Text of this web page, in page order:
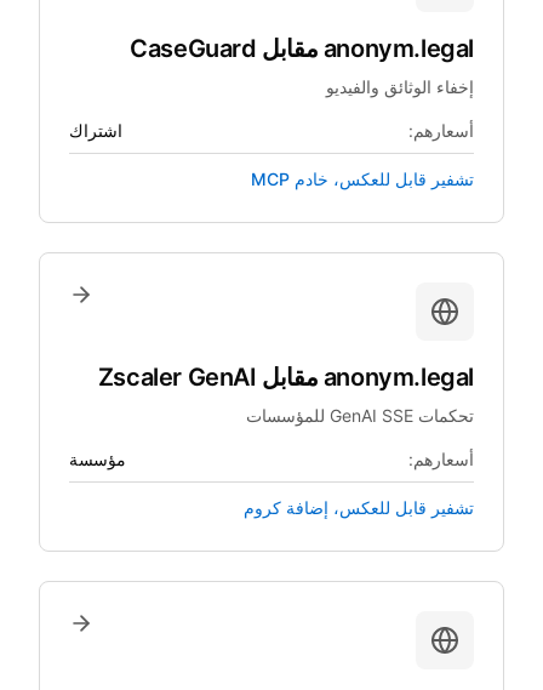
anonym.legal مقابل CaseGuard
إخفاء الوثائق والفيديو
أسعارهم: اشتراك
تشفير قابل للعكس، خادم MCP
anonym.legal مقابل Zscaler GenAI
تحكمات GenAI SSE للمؤسسات
أسعارهم: مؤسسة
تشفير قابل للعكس، إضافة كروم